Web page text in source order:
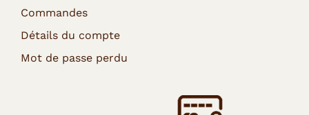
Commandes
Détails du compte
Mot de passe perdu